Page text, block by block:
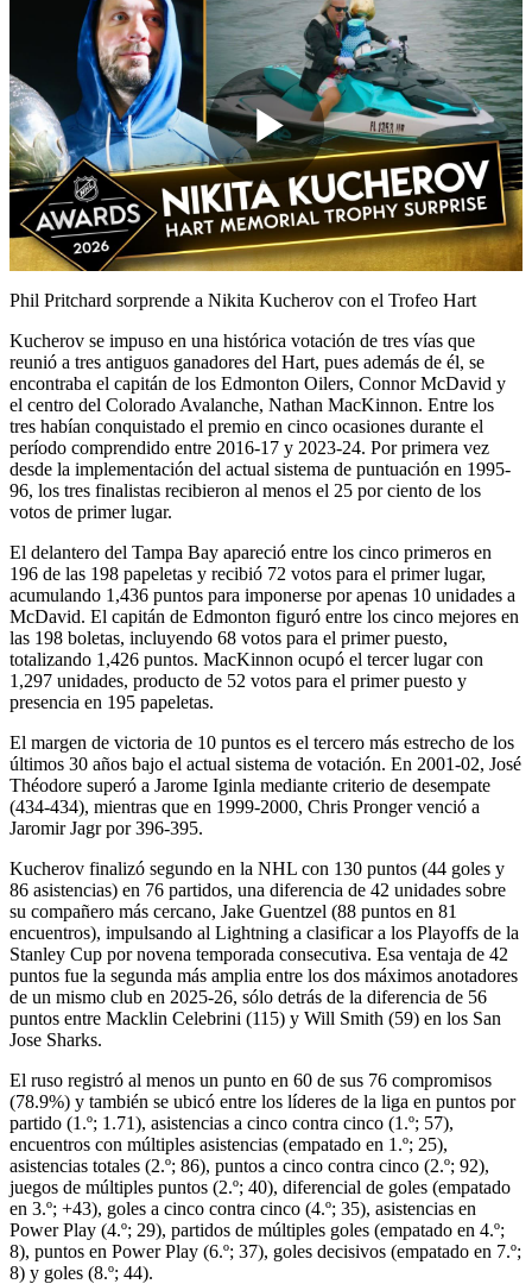
Play
Video
Phil Pritchard sorprende a Nikita Kucherov con el Trofeo Hart
Kucherov se impuso en una histórica votación de tres vías que
reunió a tres antiguos ganadores del Hart, pues además de él, se
encontraba el capitán de los Edmonton Oilers, Connor McDavid y
el centro del Colorado Avalanche, Nathan MacKinnon. Entre los
tres habían conquistado el premio en cinco ocasiones durante el
período comprendido entre 2016-17 y 2023-24. Por primera vez
desde la implementación del actual sistema de puntuación en 1995-
96, los tres finalistas recibieron al menos el 25 por ciento de los
votos de primer lugar.
El delantero del Tampa Bay apareció entre los cinco primeros en
196 de las 198 papeletas y recibió 72 votos para el primer lugar,
acumulando 1,436 puntos para imponerse por apenas 10 unidades a
McDavid. El capitán de Edmonton figuró entre los cinco mejores en
las 198 boletas, incluyendo 68 votos para el primer puesto,
totalizando 1,426 puntos. MacKinnon ocupó el tercer lugar con
1,297 unidades, producto de 52 votos para el primer puesto y
presencia en 195 papeletas.
El margen de victoria de 10 puntos es el tercero más estrecho de los
últimos 30 años bajo el actual sistema de votación. En 2001-02, José
Théodore superó a Jarome Iginla mediante criterio de desempate
(434-434), mientras que en 1999-2000, Chris Pronger venció a
Jaromir Jagr por 396-395.
Kucherov finalizó segundo en la NHL con 130 puntos (44 goles y
86 asistencias) en 76 partidos, una diferencia de 42 unidades sobre
su compañero más cercano, Jake Guentzel (88 puntos en 81
encuentros), impulsando al Lightning a clasificar a los Playoffs de la
Stanley Cup por novena temporada consecutiva. Esa ventaja de 42
puntos fue la segunda más amplia entre los dos máximos anotadores
de un mismo club en 2025-26, sólo detrás de la diferencia de 56
puntos entre Macklin Celebrini (115) y Will Smith (59) en los San
Jose Sharks.
El ruso registró al menos un punto en 60 de sus 76 compromisos
(78.9%) y también se ubicó entre los líderes de la liga en puntos por
partido (1.º; 1.71), asistencias a cinco contra cinco (1.º; 57),
encuentros con múltiples asistencias (empatado en 1.º; 25),
asistencias totales (2.º; 86), puntos a cinco contra cinco (2.º; 92),
juegos de múltiples puntos (2.º; 40), diferencial de goles (empatado
en 3.º; +43), goles a cinco contra cinco (4.º; 35), asistencias en
Power Play (4.º; 29), partidos de múltiples goles (empatado en 4.º;
8), puntos en Power Play (6.º; 37), goles decisivos (empatado en 7.º;
8) y goles (8.º; 44).